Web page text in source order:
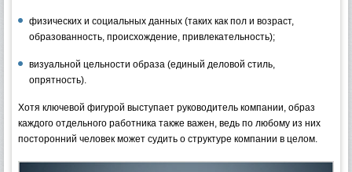
физических и социальных данных (таких как пол и возраст,
образованность, происхождение, привлекательность);
визуальной цельности образа (единый деловой стиль,
опрятность).
Хотя ключевой фигурой выступает руководитель компании, образ
каждого отдельного работника также важен, ведь по любому из них
посторонний человек может судить о структуре компании в целом.